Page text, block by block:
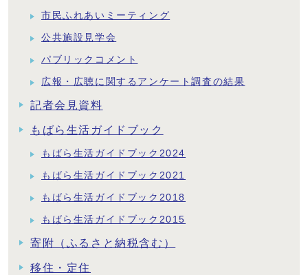
市民ふれあいミーティング
公共施設見学会
パブリックコメント
広報・広聴に関するアンケート調査の結果
記者会見資料
もばら生活ガイドブック
もばら生活ガイドブック2024
もばら生活ガイドブック2021
もばら生活ガイドブック2018
もばら生活ガイドブック2015
寄附（ふるさと納税含む）
移住・定住